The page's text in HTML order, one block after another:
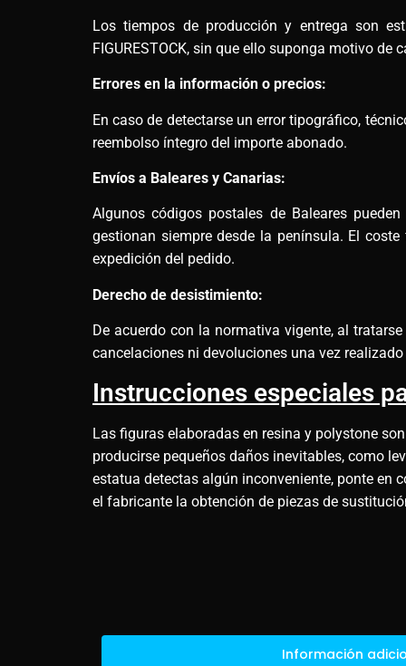
Los tiempos de producción y entrega son
FIGURESTOCK, sin que ello suponga motivo de
Errores en la información o precios:
En caso de detectarse un error tipográfico,
reembolso íntegro del importe abonado.
Envíos a Baleares y Canarias:
Algunos códigos postales de Baleares
gestionan siempre desde la península. El
expedición del pedido.
Derecho de desistimiento:
De acuerdo con la normativa vigente, al
cancelaciones ni devoluciones una vez
Instrucciones especiales
Las figuras elaboradas en resina y polystone
producirse pequeños daños inevitables, como
estatua detectas algún inconveniente, ponte en
el fabricante la obtención de piezas de
Información